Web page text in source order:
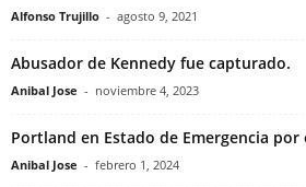
Alfonso Trujillo - agosto 9, 2021
Abusador de Kennedy fue capturado.
Anibal Jose - noviembre 4, 2023
Portland en Estado de Emergencia por
Anibal Jose - febrero 1, 2024